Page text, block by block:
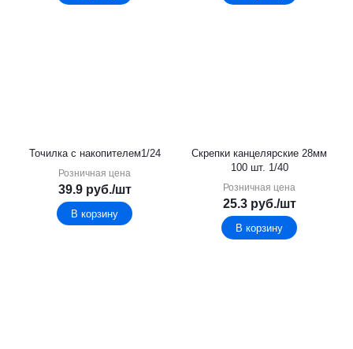
Точилка с накопителем1/24
Розничная цена
39.9руб./шт
В корзину
Скрепки канцелярские 28мм
100 шт. 1/40
Розничная цена
25.3руб./шт
В корзину